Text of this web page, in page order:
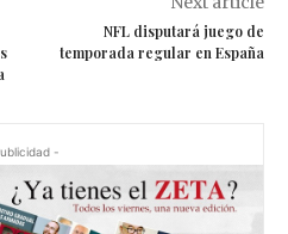
NFL disputará juego de
temporada regular en España
-